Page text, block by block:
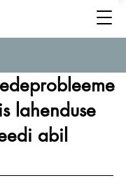
lahenduse
abil